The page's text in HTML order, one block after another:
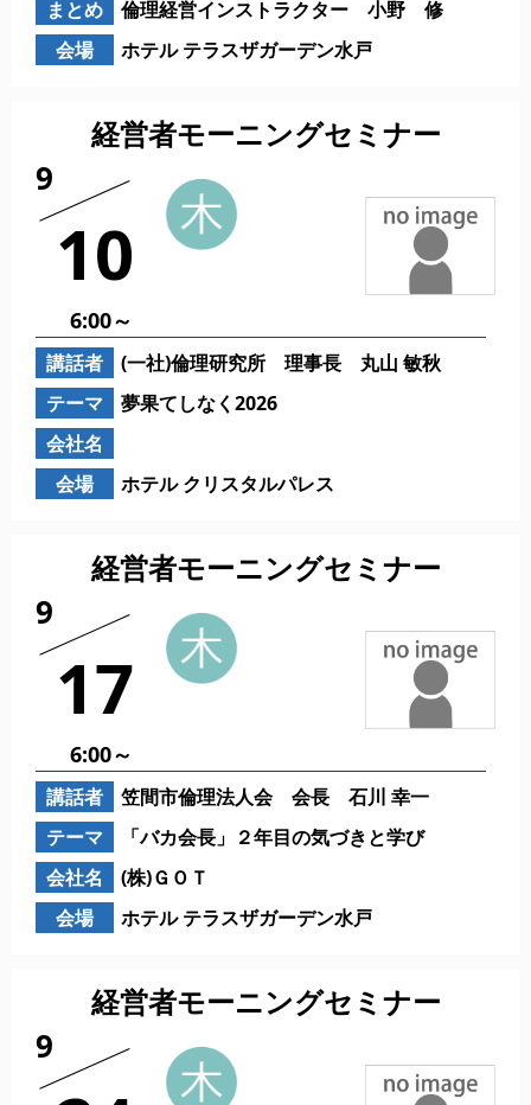
まとめ
倫理経営インストラクター 小野 修
会場
ホテル テラスザガーデン水戸
経営者モーニングセミナー
9
10
6:00～
講話者
(一社)倫理研究所 理事長 丸山 敏秋
テーマ
夢果てしなく2026
会社名
会場
ホテル クリスタルパレス
経営者モーニングセミナー
9
17
6:00～
講話者
笠間市倫理法人会 会長 石川 幸一
テーマ
「バカ会長」２年目の気づきと学び
会社名
(株)ＧＯＴ
会場
ホテル テラスザガーデン水戸
経営者モーニングセミナー
9